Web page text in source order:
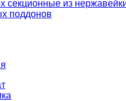
секционные из
поддонов